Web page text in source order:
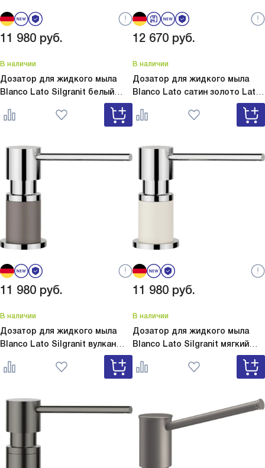
11 980 руб.
В наличии
Дозатор для жидкого мыла
Blanco Lato Silgranit белый
Lato Silgranit белый 525814
12 670 руб.
В наличии
Дозатор для жидкого мыла
Blanco Lato сатин золото Lato
11 980 руб.
В наличии
Дозатор для жидкого мыла
Blanco Lato Silgranit вулкан
Lato Silgranit вулкан
серый 526954
11 980 руб.
В наличии
Дозатор для жидкого мыла
Blanco Lato Silgranit мягкий
Lato Silgranit мягкий
белый 526955